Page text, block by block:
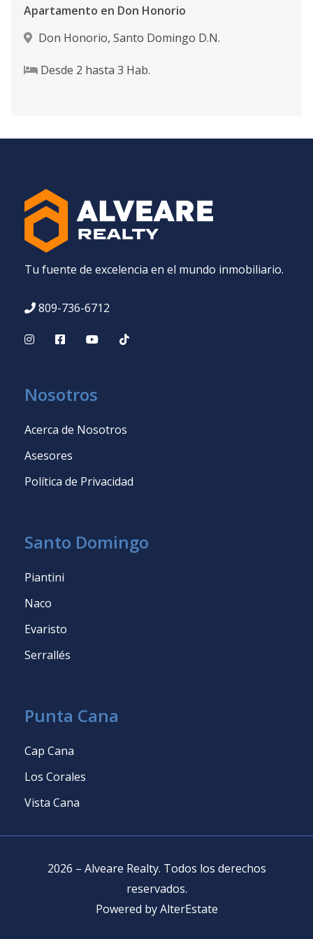
Apartamento en Don Honorio
Don Honorio, Santo Domingo D.N.
Desde 2 hasta 3 Hab.
Tu fuente de excelencia en el mundo inmobiliario.
809-736-6712
Nosotros
Acerca de Nosotros
Asesores
Política de Privacidad
Santo Domingo
Piantini
Naco
Evaristo
Serrallés
Punta Cana
Cap Cana
Los Corales
Vista Cana
2026 – Alveare Realty. Todos los derechos
reservados.
Powered by AlterEstate